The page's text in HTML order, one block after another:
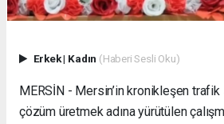
Erkek| Kadın (Haberi Sesli Oku)
MERSİN - Mersin’in kronikleşen trafik
çözüm üretmek adına yürütülen